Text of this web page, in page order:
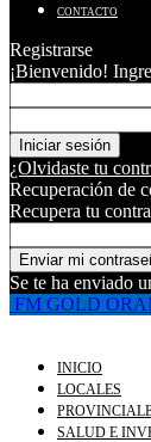
CONTACTO
Registrarse
¡Bienvenido!
¿Olvidaste tu
Recuperación de
Recupera tu
Se te ha enviado
FM GOLD
INICIO
LOCALES
SALUD E